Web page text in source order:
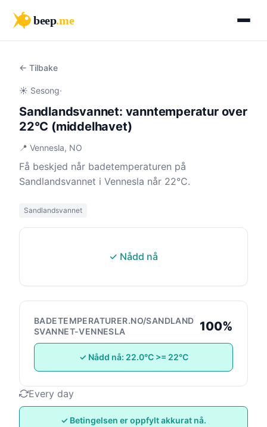
beep.me
← Tilbake
☀️ Sesong·
Sandlandsvannet: vanntemperatur over
22°C (middelhavet)
📍 Vennesla, NO
Få beskjed når badetemperaturen på
Sandlandsvannet i Vennesla når 22°C.
Sandlandsvannet
✓ Nådd nå
BADETEMPERATURER.NO/SANDLAND
SVANNET-VENNESLA
100%
✓ Nådd nå: 22.0°C >= 22°C
Every day
✓ Betingelsen er oppfylt akkurat nå.